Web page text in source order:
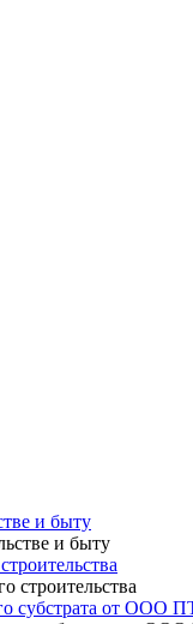
и быту
субстрата от ООО